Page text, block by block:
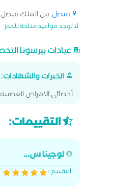
فيصل: ش الملك فيصل
لا توجد مواعيد متاحة للحجز
عيادات بيرسونا
الخبرات والشهادات:
أخصائي الامراض
التقييمات:
لوجينا س...
التقييم :